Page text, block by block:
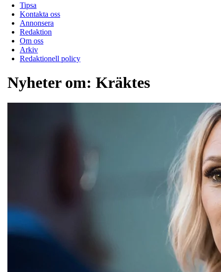
Tipsa
Kontakta oss
Annonsera
Redaktion
Om oss
Arkiv
Redaktionell policy
Nyheter om: Kräktes